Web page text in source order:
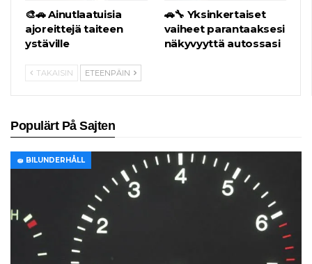
🎨🚗 Ainutlaatuisia
ajoreittejä taiteen
ystäville
🚗🔧 Yksinkertaiset
vaiheet parantaaksesi
näkyvyyttä autossasi
TAKAISIN ETEENPÄIN
Populärt På Sajten
🧽 BILUNDERHÅLL